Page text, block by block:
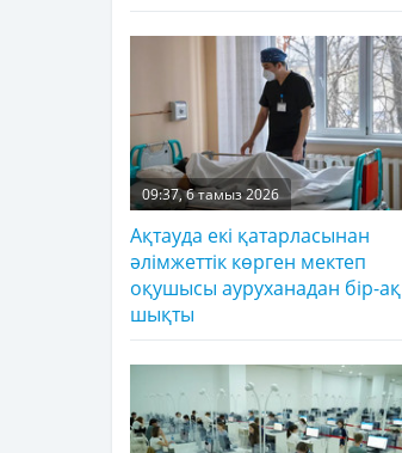
09:37, 6 тамыз 2026
Ақтауда екі қатарласынан
әлімжеттік көрген мектеп
оқушысы ауруханадан бір-ақ
шықты